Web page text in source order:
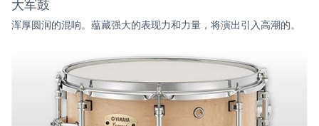
大军鼓
浑厚圆润的混响。蕴藏强大的表现力和力量，将演出引入高潮的。